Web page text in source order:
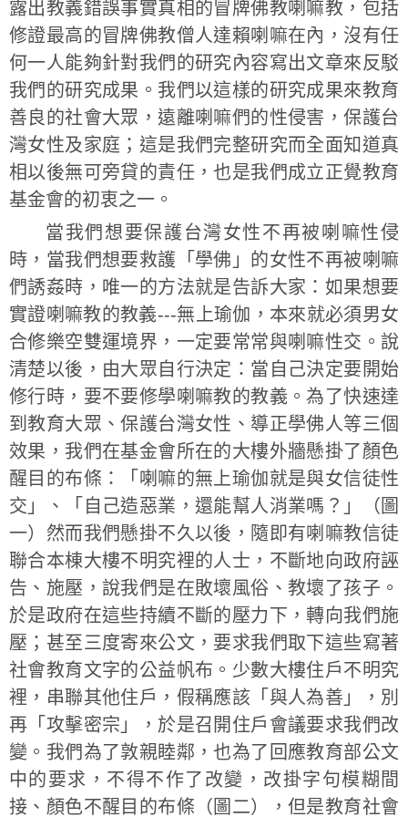
露出教義錯誤事實真相的冒牌佛教喇嘛教，包括
修證最高的冒牌佛教僧人達賴喇嘛在內，沒有任
何一人能夠針對我們的研究內容寫出文章來反駁
我們的研究成果。我們以這樣的研究成果來教育
善良的社會大眾，遠離喇嘛們的性侵害，保護台
灣女性及家庭；這是我們完整研究而全面知道真
相以後無可旁貸的責任，也是我們成立正覺教育
基金會的初衷之一。
當我們想要保護台灣女性不再被喇嘛性侵
時，當我們想要救護「學佛」的女性不再被喇嘛
們誘姦時，唯一的方法就是告訴大家：如果想要
實證喇嘛教的教義---無上瑜伽，本來就必須男女
合修樂空雙運境界，一定要常常與喇嘛性交。說
清楚以後，由大眾自行決定：當自己決定要開始
修行時，要不要修學喇嘛教的教義。為了快速達
到教育大眾、保護台灣女性、導正學佛人等三個
效果，我們在基金會所在的大樓外牆懸掛了顏色
醒目的布條：「喇嘛的無上瑜伽就是與女信徒性
交」、「自己造惡業，還能幫人消業嗎？」（圖
一）然而我們懸掛不久以後，隨即有喇嘛教信徒
聯合本棟大樓不明究裡的人士，不斷地向政府誣
告、施壓，說我們是在敗壞風俗、教壞了孩子。
於是政府在這些持續不斷的壓力下，轉向我們施
壓；甚至三度寄來公文，要求我們取下這些寫著
社會教育文字的公益帆布。少數大樓住戶不明究
裡，串聯其他住戶，假稱應該「與人為善」，別
再「攻擊密宗」，於是召開住戶會議要求我們改
變。我們為了敦親睦鄰，也為了回應教育部公文
中的要求，不得不作了改變，改掛字句模糊間
接、顏色不醒目的布條（圖二），但是教育社會